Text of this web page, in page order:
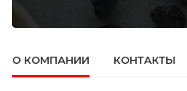
О КОМПАНИИ КОНТАКТЫ